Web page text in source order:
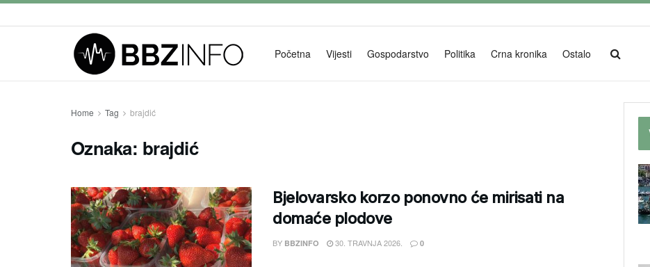
Početna Vijesti Gospodarstvo Politika Crna kronika Ostalo
Home Tag brajdić
Oznaka: brajdić
Bjelovarsko korzo ponovno će mirisati na
domaće plodove
BY BBZINFO 30. TRAVNJA 2026. 0